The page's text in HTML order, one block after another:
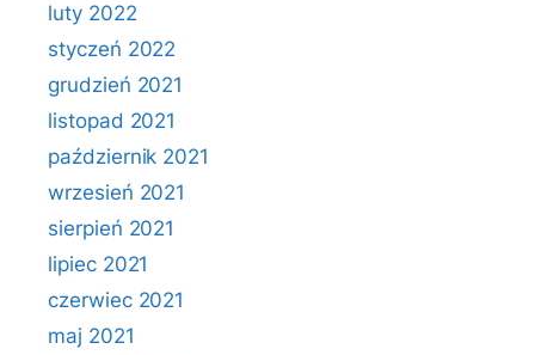
luty 2022
styczeń 2022
grudzień 2021
listopad 2021
październik 2021
wrzesień 2021
sierpień 2021
lipiec 2021
czerwiec 2021
maj 2021